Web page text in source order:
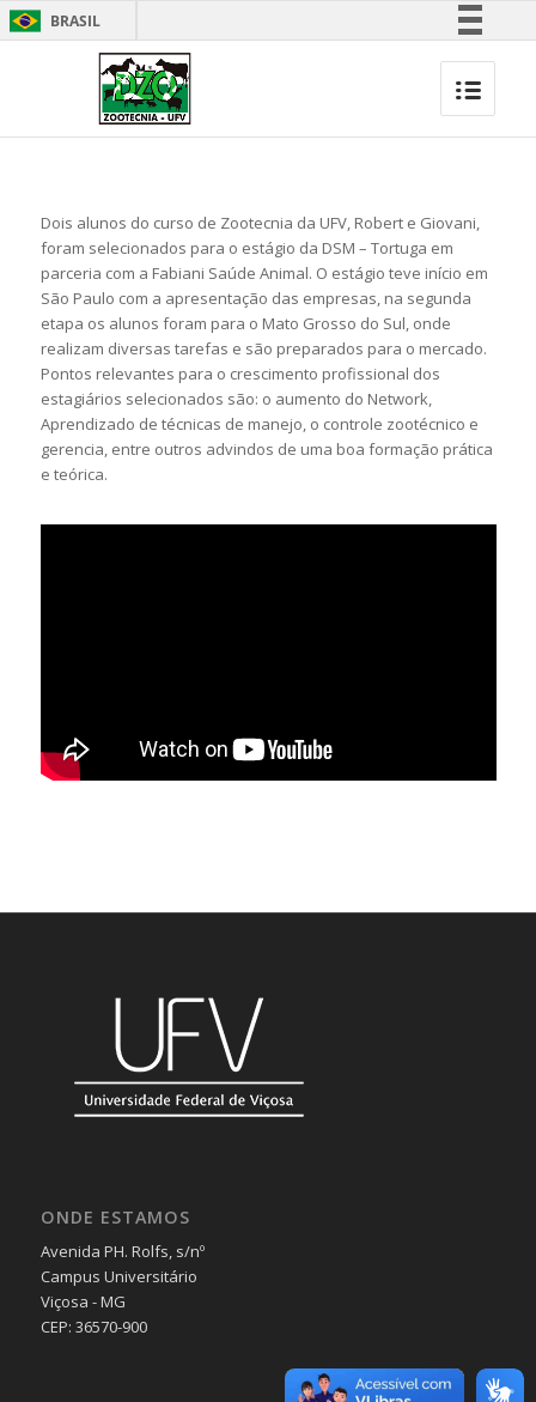
BRASIL
Canais
Dois alunos do curso de Zootecnia da UFV, Robert e Giovani,
foram selecionados para o estágio da DSM – Tortuga em
parceria com a Fabiani Saúde Animal. O estágio teve início em
São Paulo com a apresentação das empresas, na segunda
etapa os alunos foram para o Mato Grosso do Sul, onde
realizam diversas tarefas e são preparados para o mercado.
Pontos relevantes para o crescimento profissional dos
estagiários selecionados são: o aumento do Network,
Aprendizado de técnicas de manejo, o controle zootécnico e
gerencia, entre outros advindos de uma boa formação prática
e teórica.
ONDE ESTAMOS
Avenida PH. Rolfs, s/nº
Campus Universitário
Viçosa - MG
CEP: 36570-900